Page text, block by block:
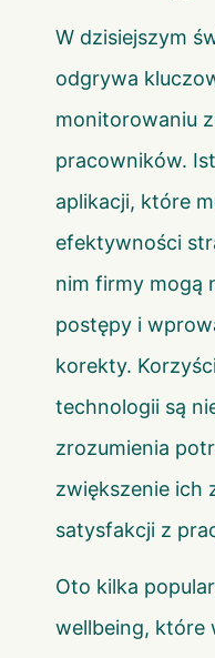
W dzisiejszym
odgrywa
monitorowaniu
pracowników.
aplikacji, które
efektywności
nim firmy mogą
postępy i
korekty.
technologii są
zrozumienia
zwiększenie ich
satysfakcji z
Oto kilka
wellbeing, które